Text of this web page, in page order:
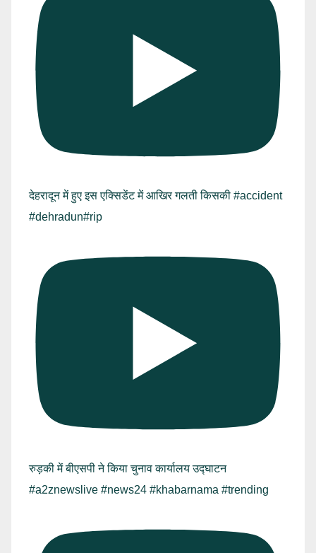
देहरादून में हुए इस एक्सिडेंट में आखिर गलती किसकी #accident
#dehradun#rip
रुड़की में बीएसपी ने किया चुनाव कार्यालय उद्घाटन
#a2znewslive #news24 #khabarnama #trending